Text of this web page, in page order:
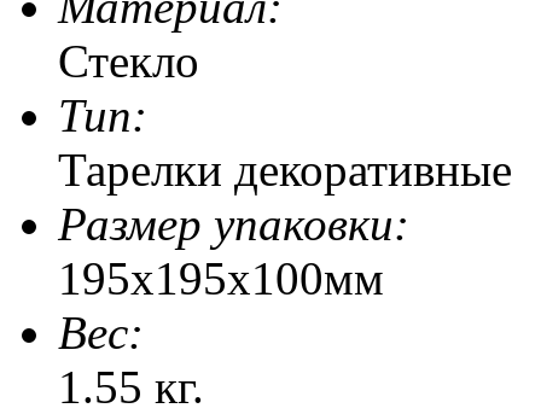
Стекло
Тип:
Тарелки декоративные
Размер упаковки:
195x195x100мм
Веc:
1.55 кг.